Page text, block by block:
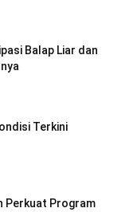
Balap Liar dan
Terkini
Perkuat Program